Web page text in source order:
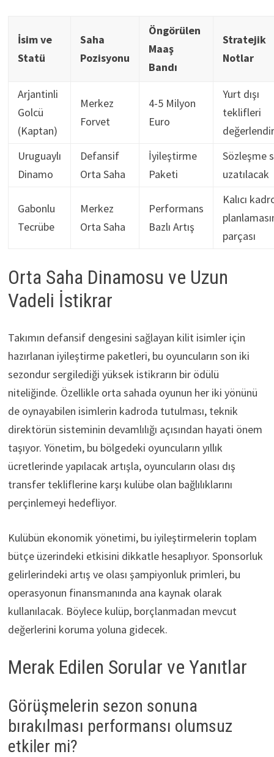
İsim ve
Statü
Saha
Pozisyonu
Öngörülen
Maaş
Bandı
Stratejik
Notlar
Arjantinli
Golcü
(Kaptan)
Merkez
Forvet
4-5 Milyon
Euro
Yurt dışı
teklifleri
Uruguaylı
Dinamo
Defansif
Orta Saha
İyileştirme
Paketi
Sözleşme
uzatılacak
Gabonlu
Tecrübe
Merkez
Orta Saha
Performans
Bazlı Artış
Kalıcı
parçası
Orta Saha Dinamosu ve Uzun
Vadeli İstikrar
Takımın defansif dengesini sağlayan kilit isimler için
hazırlanan iyileştirme paketleri, bu oyuncuların son iki
sezondur sergilediği yüksek istikrarın bir ödülü
niteliğinde. Özellikle orta sahada oyunun her iki yönünü
de oynayabilen isimlerin kadroda tutulması, teknik
direktörün sisteminin devamlılığı açısından hayati önem
taşıyor. Yönetim, bu bölgedeki oyuncuların yıllık
ücretlerinde yapılacak artışla, oyuncuların olası dış
transfer tekliflerine karşı kulübe olan bağlılıklarını
perçinlemeyi hedefliyor.
Kulübün ekonomik yönetimi, bu iyileştirmelerin toplam
bütçe üzerindeki etkisini dikkatle hesaplıyor. Sponsorluk
gelirlerindeki artış ve olası şampiyonluk primleri, bu
operasyonun finansmanında ana kaynak olarak
kullanılacak. Böylece kulüp, borçlanmadan mevcut
değerlerini koruma yoluna gidecek.
Merak Edilen Sorular ve Yanıtlar
Görüşmelerin sezon sonuna
bırakılması performansı olumsuz
etkiler mi?